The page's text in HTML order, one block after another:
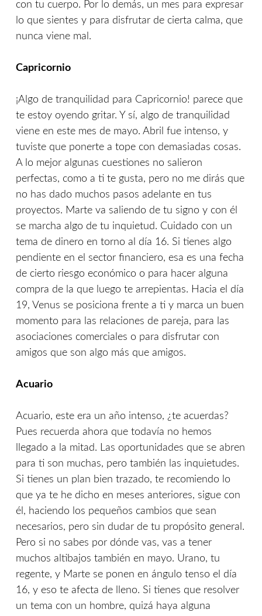
con tu cuerpo. Por lo demás, un mes para expresar
lo que sientes y para disfrutar de cierta calma, que
nunca viene mal.
Capricornio
¡Algo de tranquilidad para Capricornio! parece que
te estoy oyendo gritar. Y sí, algo de tranquilidad
viene en este mes de mayo. Abril fue intenso, y
tuviste que ponerte a tope con demasiadas cosas.
A lo mejor algunas cuestiones no salieron
perfectas, como a ti te gusta, pero no me dirás que
no has dado muchos pasos adelante en tus
proyectos. Marte va saliendo de tu signo y con él
se marcha algo de tu inquietud. Cuidado con un
tema de dinero en torno al día 16. Si tienes algo
pendiente en el sector financiero, esa es una fecha
de cierto riesgo económico o para hacer alguna
compra de la que luego te arrepientas. Hacia el día
19, Venus se posiciona frente a ti y marca un buen
momento para las relaciones de pareja, para las
asociaciones comerciales o para disfrutar con
amigos que son algo más que amigos.
Acuario
Acuario, este era un año intenso, ¿te acuerdas?
Pues recuerda ahora que todavía no hemos
llegado a la mitad. Las oportunidades que se abren
para ti son muchas, pero también las inquietudes.
Si tienes un plan bien trazado, te recomiendo lo
que ya te he dicho en meses anteriores, sigue con
él, haciendo los pequeños cambios que sean
necesarios, pero sin dudar de tu propósito general.
Pero si no sabes por dónde vas, vas a tener
muchos altibajos también en mayo. Urano, tu
regente, y Marte se ponen en ángulo tenso el día
16, y eso te afecta de lleno. Si tienes que resolver
un tema con un hombre, quizá haya alguna